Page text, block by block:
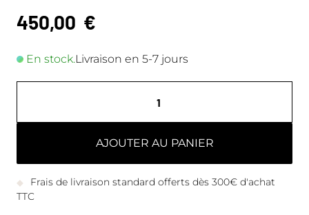
450,00 €
En stock.Livraison en 5-7 jours
AJOUTER AU PANIER
Frais de livraison standard offerts dès 300€ d'achat
TTC